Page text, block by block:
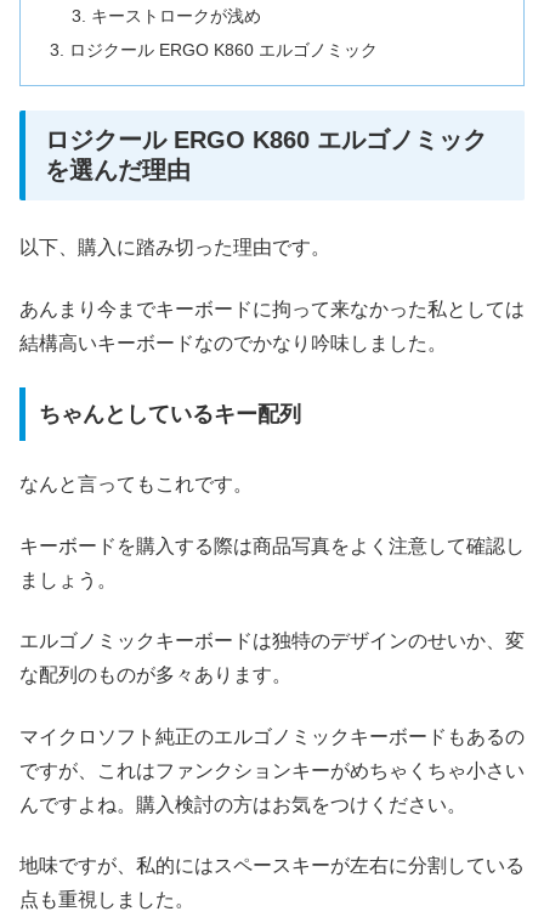
キーストロークが浅め
ロジクール ERGO K860 エルゴノミック
ロジクール ERGO K860 エルゴノミック
を選んだ理由
以下、購入に踏み切った理由です。
あんまり今までキーボードに拘って来なかった私としては
結構高いキーボードなのでかなり吟味しました。
ちゃんとしているキー配列
なんと言ってもこれです。
キーボードを購入する際は商品写真をよく注意して確認し
ましょう。
エルゴノミックキーボードは独特のデザインのせいか、変
な配列のものが多々あります。
マイクロソフト純正のエルゴノミックキーボードもあるの
ですが、これはファンクションキーがめちゃくちゃ小さい
んですよね。購入検討の方はお気をつけください。
地味ですが、私的にはスペースキーが左右に分割している
点も重視しました。